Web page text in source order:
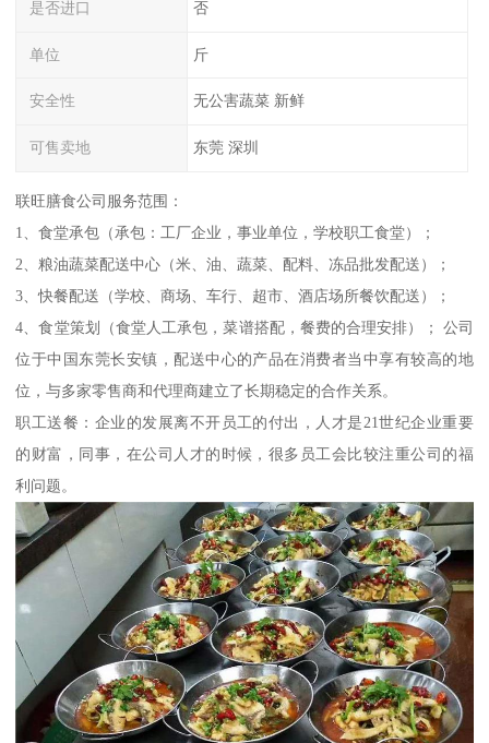
是否进口 否
单位 斤
安全性 无公害蔬菜 新鲜
可售卖地 东莞 深圳
联旺膳食公司服务范围：
1、食堂承包（承包：工厂企业，事业单位，学校职工食堂）；
2、粮油蔬菜配送中心（米、油、蔬菜、配料、冻品批发配送）；
3、快餐配送（学校、商场、车行、超市、酒店场所餐饮配送）；
4、食堂策划（食堂人工承包，菜谱搭配，餐费的合理安排）； 公司
位于中国东莞长安镇，配送中心的产品在消费者当中享有较高的地
位，与多家零售商和代理商建立了长期稳定的合作关系。
职工送餐：企业的发展离不开员工的付出，人才是21世纪企业重要
的财富，同事，在公司人才的时候，很多员工会比较注重公司的福
利问题。